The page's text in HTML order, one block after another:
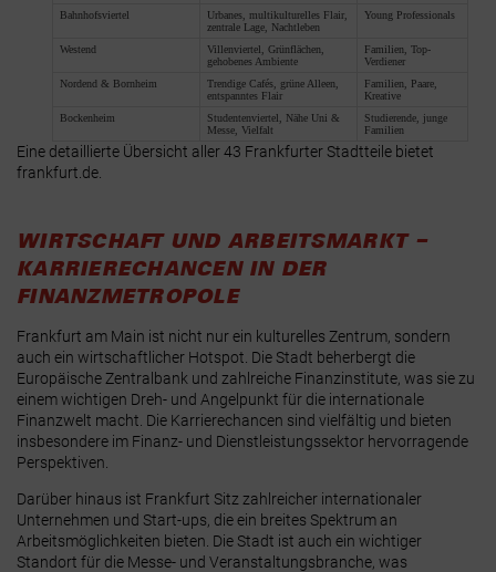
Bahnhofsviertel
Urbanes, multikulturelles Flair,
zentrale Lage, Nachtleben
Young Professionals
Westend
Villenviertel, Grünflächen,
gehobenes Ambiente
Familien, Top-
Verdiener
Nordend & Bornheim
Trendige Cafés, grüne Alleen,
entspanntes Flair
Familien, Paare,
Kreative
Bockenheim
Studentenviertel, Nähe Uni &
Messe, Vielfalt
Studierende, junge
Familien
Eine detaillierte Übersicht aller 43 Frankfurter Stadtteile bietet
frankfurt.de
WIRTSCHAFT UND ARBEITSMARKT –
KARRIERECHANCEN IN DER
FINANZMETROPOLE
Frankfurt am Main ist nicht nur ein kulturelles Zentrum, sondern
auch ein wirtschaftlicher Hotspot. Die Stadt beherbergt die
Europäische Zentralbank und zahlreiche Finanzinstitute, was sie zu
einem wichtigen Dreh- und Angelpunkt für die internationale
Finanzwelt macht. Die Karrierechancen sind vielfältig und bieten
insbesondere im Finanz- und Dienstleistungssektor hervorragende
Perspektiven.
Darüber hinaus ist Frankfurt Sitz zahlreicher internationaler
Unternehmen und Start-ups, die ein breites Spektrum an
Arbeitsmöglichkeiten bieten. Die Stadt ist auch ein wichtiger
Standort für die Messe- und Veranstaltungsbranche, was